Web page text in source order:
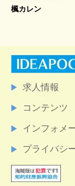
楓カレン
求人情報
コンテンツ
インフォメ
プライバシ